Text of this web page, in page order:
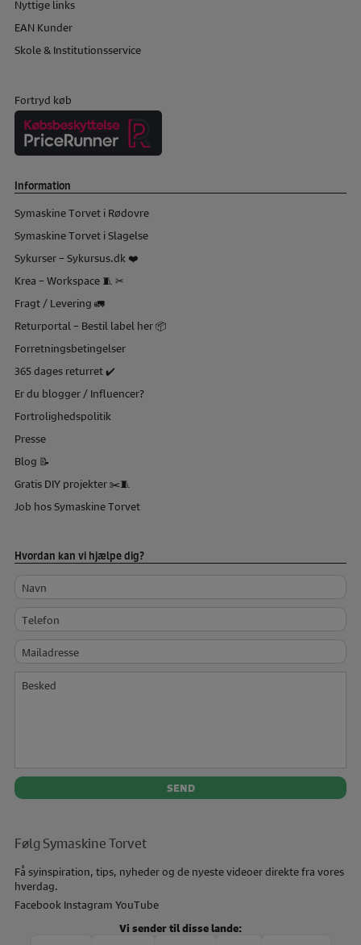
Nyttige links
EAN Kunder
Skole & Institutionsservice
Fortryd køb
Information
Symaskine Torvet i Rødovre
Symaskine Torvet i Slagelse
Sykurser – Sykursus.dk ❤️
Krea – Workspace 🧵 ✂
Fragt / Levering 🚛
Returportal – Bestil label her 📦
Forretningsbetingelser
365 dages returret ✔️
Er du blogger / Influencer?
Fortrolighedspolitik
Presse
Blog 📝
Gratis DIY projekter ✂️🧵
Job hos Symaskine Torvet
Hvordan kan vi hjælpe dig?
Navn
Telefon
Mailadresse
Besked
Følg Symaskine Torvet
Få syinspiration, tips, nyheder og de nyeste videoer direkte fra vores
hverdag.
Facebook Instagram YouTube
Vi sender til disse lande: